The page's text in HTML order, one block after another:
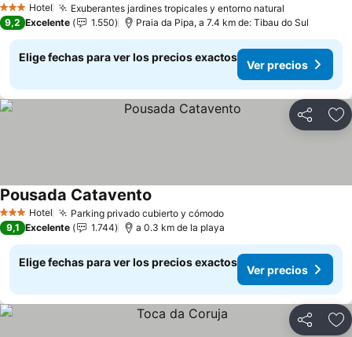
3 Estrellas
Hotel Exuberantes jardines tropicales y entorno natural
9,2 Excelente 1.550 Praia da Pipa, a 7.4 km de: Tibau do Sul
Elige fechas para ver los precios exactos
Ver precios
Compartir
3 Estrellas
Hotel Parking privado cubierto y cómodo
Pousada Catavento
9,1 Excelente 1.744 a 0.3 km de la playa
Elige fechas para ver los precios exactos
Ver precios
Compartir